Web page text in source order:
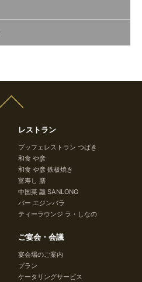
レストラン
ブッフェレストラン つばき
和食 や彦
和食 や彦 鉄板焼き
富寿し 膳
中国菜 龘 SANLONG
バー エジンバラ
ティーラウンジ ラ・しなの
ご宴会・会議
宴会場のご案内
プラン
ケータリングサービス